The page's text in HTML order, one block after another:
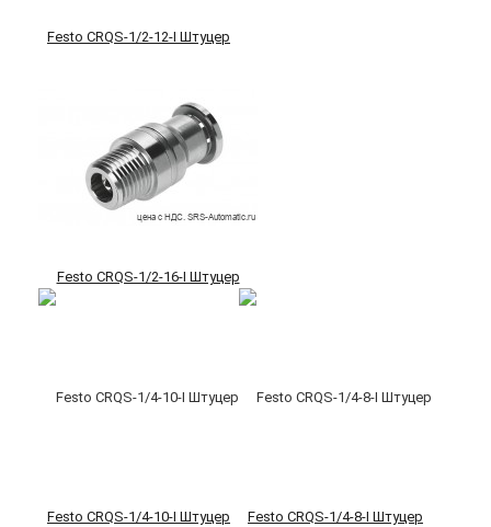
Festo CRQS-1/2-12-I Штуцер
Festo CRQS-1/2-16-I Штуцер
Festo CRQS-1/4-10-I Штуцер Festo CRQS-1/4-8-I Штуцер